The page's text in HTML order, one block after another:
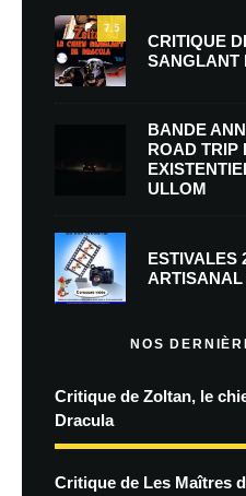
7.5
CRITIQUE
SANGLANT
BANDE
ROAD TRIP
ULLOM
ESTIVALES
NOS
Critique de Zoltan, le
Dracula
Critique de Les Maîtres